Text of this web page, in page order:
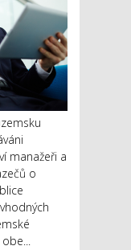
manažeři a
o